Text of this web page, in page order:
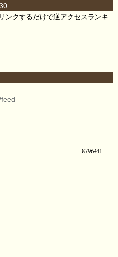
ンクするだけで逆アクセスランキ